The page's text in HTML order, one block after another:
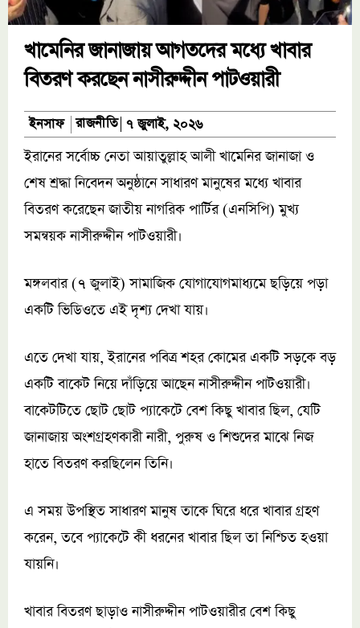
খামেনির জানাজায় আগতদের মধ্যে খাবার
বিতরণ করছেন নাসীরুদ্দীন পাটওয়ারী
ইনসাফ রাজনীতি ৭ জুলাই, ২০২৬
ইরানের সর্বোচ্চ নেতা আয়াতুল্লাহ আলী খামেনির জানাজা ও
শেষ শ্রদ্ধা নিবেদন অনুষ্ঠানে সাধারণ মানুষের মধ্যে খাবার
বিতরণ করেছেন জাতীয় নাগরিক পার্টির (এনসিপি) মুখ্য
সমন্বয়ক নাসীরুদ্দীন পাটওয়ারী।
মঙ্গলবার (৭ জুলাই) সামাজিক যোগাযোগমাধ্যমে ছড়িয়ে পড়া
একটি ভিডিওতে এই দৃশ্য দেখা যায়।
এতে দেখা যায়, ইরানের পবিত্র শহর কোমের একটি সড়কে বড়
একটি বাকেট নিয়ে দাঁড়িয়ে আছেন নাসীরুদ্দীন পাটওয়ারী।
বাকেটটিতে ছোট ছোট প্যাকেটে বেশ কিছু খাবার ছিল, যেটি
জানাজায় অংশগ্রহণকারী নারী, পুরুষ ও শিশুদের মাঝে নিজ
হাতে বিতরণ করছিলেন তিনি।
এ সময় উপস্থিত সাধারণ মানুষ তাকে ঘিরে ধরে খাবার গ্রহণ
করেন, তবে প্যাকেটে কী ধরনের খাবার ছিল তা নিশ্চিত হওয়া
যায়নি।
খাবার বিতরণ ছাড়াও নাসীরুদ্দীন পাটওয়ারীর বেশ কিছু